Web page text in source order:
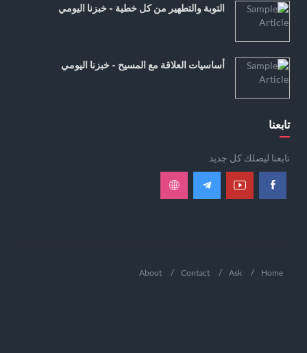
التوبة والتطهير من كل خطية - خبزنا اليومي
أساسيات العلاقة مع المسيح - خبزنا اليومي
تابعنا
تابعنا ليصلك كل جديد
Home
Ask
Contact
About